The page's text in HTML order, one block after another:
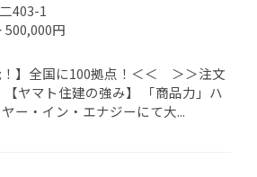
403-1
500,000円
】全国に100拠点！＜＜ ＞＞注文
ヤマト住建の強み】 「商品力」ハ
ー・イン・エナジーにて大...